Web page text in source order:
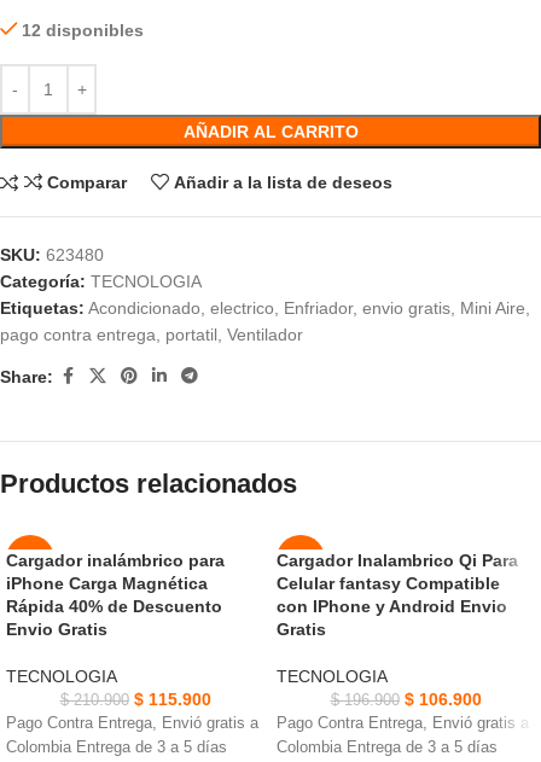
12 disponibles
AÑADIR AL CARRITO
Comparar Añadir a la lista de deseos
SKU: 623480
Categoría: TECNOLOGIA
Etiquetas: Acondicionado electrico Enfriador, envio gratis Mini Aire
pago contra entrega
portatil Ventilador
Share:
Productos relacionados
-45%
AGOT
ADO
Cargador inalámbrico para
iPhone Carga Magnética
Rápida 40% de Descuento
Envio Gratis
TECNOLOGIA
$210.900 $115.900
Pago Contra Entrega, Envió gratis a
Colombia Entrega de 3 a 5 días
-46%
AGOT
ADO
Cargador Inalambrico Qi Para
Celular fantasy Compatible
con IPhone y Android Envio
Gratis
TECNOLOGIA
$196.900 $106.900
Pago Contra Entrega, Envió gratis a
Colombia Entrega de 3 a 5 días